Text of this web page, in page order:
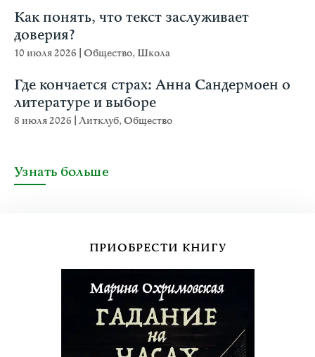
Как понять, что текст заслуживает
доверия?
10 июля 2026 Общество, Школа
Где кончается страх: Анна Сандермоен о
литературе и выборе
8 июля 2026 Литклуб,Общество
Узнать больше
ПРИОБРЕСТИ КНИГУ